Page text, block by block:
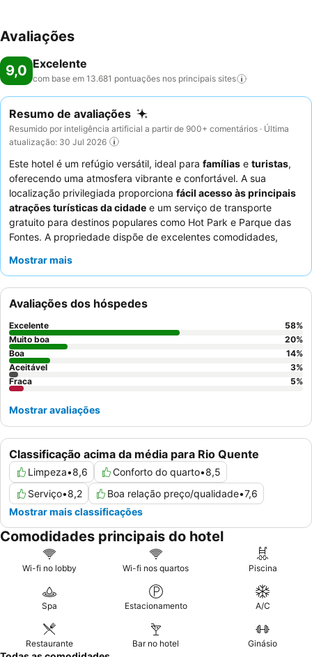
Avaliações
9,0 Excelente
com base em 13.681 pontuações nos principais sites
Resumo de avaliações
Resumido por inteligência artificial a partir de 900+ comentários · Última
atualização: 30 Jul 2026
Este hotel é um refúgio versátil, ideal para famílias e turistas,
oferecendo uma atmosfera vibrante e confortável. A sua
localização privilegiada proporciona fácil acesso às principais
atrações turísticas da cidade e um serviço de transporte
gratuito para destinos populares como Hot Park e Parque das
Fontes. A propriedade dispõe de excelentes comodidades,
convenientecopa para bebés
funcionários atenciosos e prestativos
pequeno-almoço é um destaque, apresentando uma grande
variedade de opções frescas e deliciosas. Para uma experiência
mais serena, considere solicitar um quarto longe das principais
áreas de atividade.
Mostrar mais
Classificação acima da média para Rio Quente
Limpeza•8,6 Conforto do quarto•8,5
Serviço•8,2 Boa relação preço/qualidade•7,6
Mostrar mais classificações
Avaliações dos hóspedes
Excelente 58%
Muito boa
20%
Boa
14%
Aceitável
3%
Fraca
5%
Mostrar avaliações
Comodidades principais do hotel
Wi-fi no lobby Wi-fi nos quartos Piscina
Spa Estacionamento A/C
Restaurante Bar no hotel Ginásio